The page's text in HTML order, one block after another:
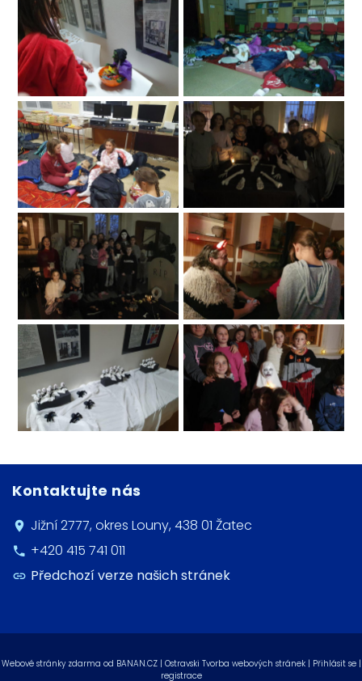
Kontaktujte nás
Jižní 2777, okres Louny, 438 01 Žatec
+420 415 741 011
Předchozí verze našich stránek
Webové stránky zdarma od BANAN.CZ| Ostravski Tvorba webových stránek | Přihlásit se |
registrace